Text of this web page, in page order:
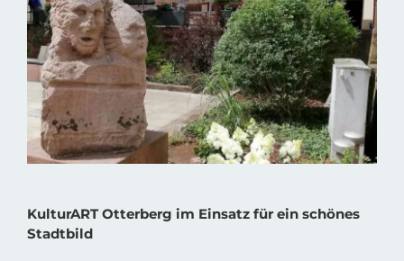
Bild
KulturART Otterberg im Einsatz für ein schönes
Stadtbild